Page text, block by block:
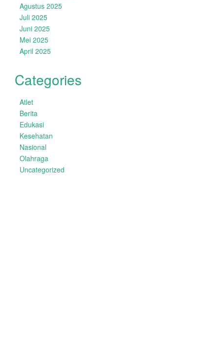
Agustus 2025
Juli 2025
Juni 2025
Mei 2025
April 2025
Categories
Atlet
Berita
Edukasi
Kesehatan
Nasional
Olahraga
Uncategorized